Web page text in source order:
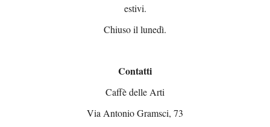
estivi.
Chiuso il lunedì.
Contatti
Caffè delle Arti
Via Antonio Gramsci, 73